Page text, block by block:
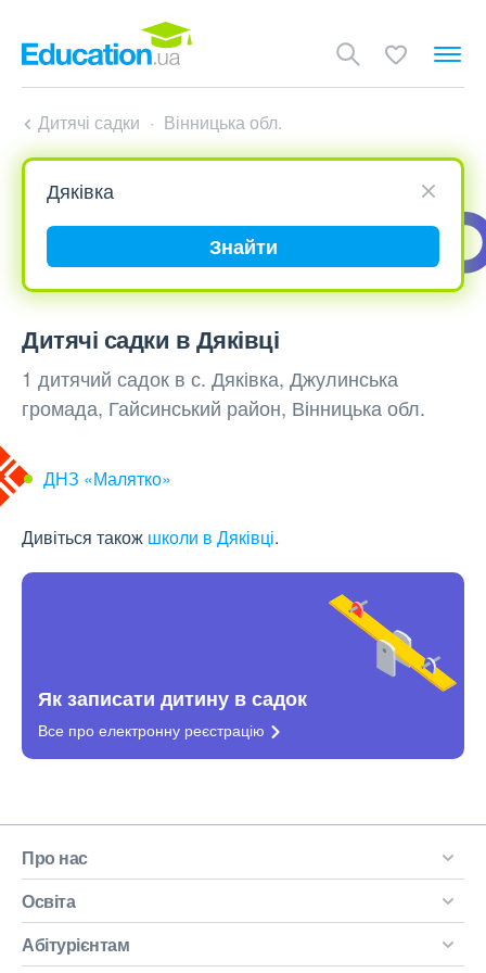
Дитячі садки Вінницька обл.
Знайти
Дитячі садки в Дяківці
1 дитячий садок в с. Дяківка, Джулинська
громада, Гайсинський район, Вінницька обл.
ДНЗ «Малятко»
Дивіться також школи в Дяківці.
Як записати дитину в садок
Все про електронну реєстрацію
Про нас
Освіта
Абітурієнтам